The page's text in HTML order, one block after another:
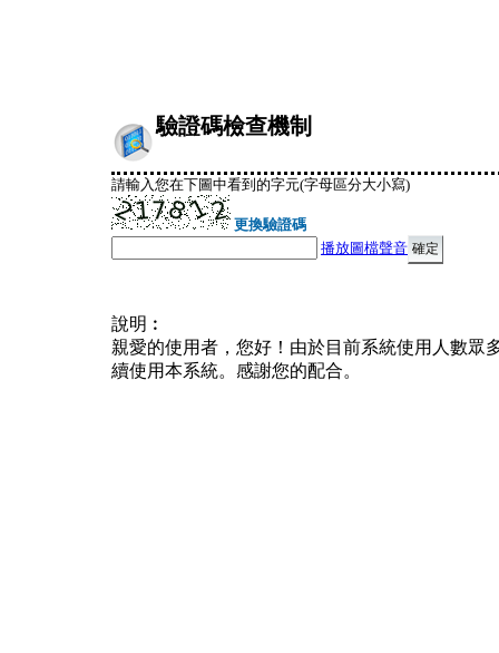
驗證碼檢查機制
請輸入您在下圖中看到的字元(字母區分大小寫)
更換驗證碼
播放圖檔聲音
說明︰
親愛的使用者，您好！由於目前系統使用人數眾
續使用本系統。感謝您的配合。